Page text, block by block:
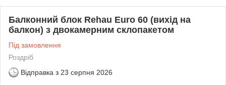
Балконний блок Rehau Euro 60 (вихід на
балкон) з двокамерним склопакетом
Під замовлення
Роздріб
Відправка з 23 серпня 2026